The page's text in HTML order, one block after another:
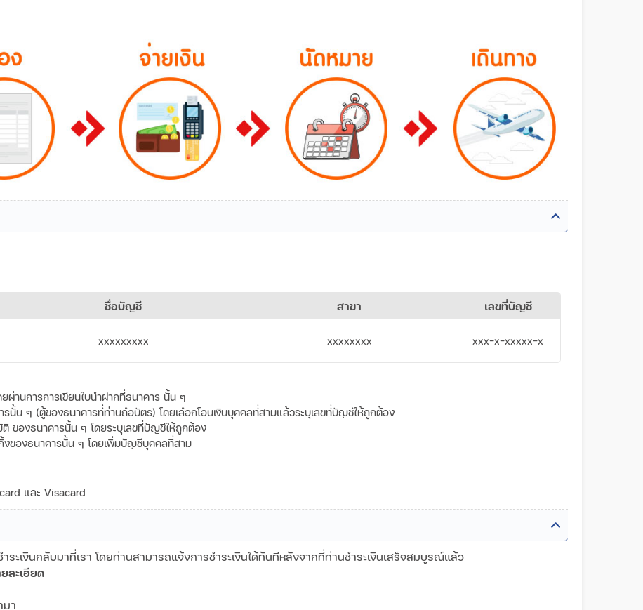
ชื่อบัญชี สาขา เลขที่บัญชี
xxxxxxxxx xxxxxxxx xxx-x-xxxxx-x
ผ่านการการเขียนใบนำฝากที่ธนาคาร นั้น ๆ
นั้น ๆ (ตู้ของธนาคารที่ท่านถือบัตร) โดยเลือกโอนเงินบุคคลที่สามแล้วระบุเลขที่บัญชีให้ถูกต้อง
ของธนาคารนั้น ๆ โดยระบุเลขที่บัญชีให้ถูกต้อง
งของธนาคารนั้น ๆ โดยเพิ่มบัญชีบุคคลที่สาม
และ Visacard
ะเงินกลับมาที่เรา โดยท่านสามารถแจ้งการชำระเงินได้ทันทีหลังจากที่ท่านชำระเงินเสร็จสมบูรณ์แล้ว
ละเอียด
มา